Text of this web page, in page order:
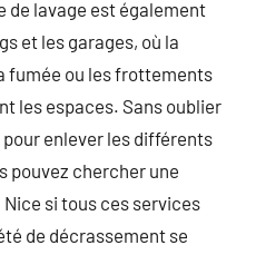
de lavage est également
et les garages, où la
fumée ou les frottements
les espaces. Sans oublier
enlever les différents
pouvez chercher une
si tous ces services
de décrassement se